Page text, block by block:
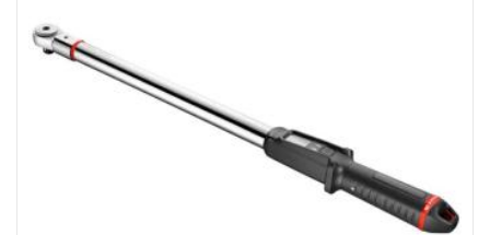
• Możliwa praca w dwóch kierunkach
• Jednostka pomiaru: Nm, lbf.ft, lbf.in
• Długość: 500 mm
• Waga: 1,73 kg
(Naprawa lub bezpłatna wymiana w zakresie
wadliwych części w ciągu 3 lat od zakupu)